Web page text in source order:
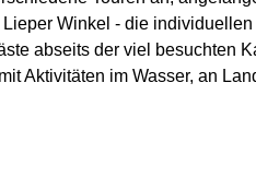
Winkel - die
abseits der viel besuchten
Aktivitäten im Wasser, an